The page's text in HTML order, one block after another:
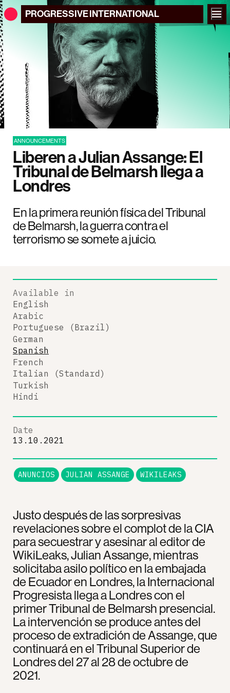
PROGRESSIVEINTERNATIONAL
ANNOUNCEMENTS
Liberen a Julian Assange: El
Tribunal de Belmarsh llega a
Londres
En la primera reunión física del Tribunal
de Belmarsh, la guerra contra el
terrorismo se somete a juicio.
Justo después de las sorpresivas
revelaciones sobre el complot de la CIA
para secuestrar y asesinar al editor de
WikiLeaks, Julian Assange, mientras
solicitaba asilo político en la embajada
de Ecuador en Londres, la Internacional
Progresista llega a Londres con el
primer Tribunal de Belmarsh presencial.
La intervención se produce antes del
proceso de extradición de Assange, que
continuará en el Tribunal Superior de
Londres del 27 al 28 de octubre de
2021.
Available in
English
Arabic
Portuguese (Brazil)
German
Spanish
French
Italian (Standard)
Turkish
Hindi
Date
13.10.2021
ANUNCIOS JULIAN ASSANGE WIKILEAKS